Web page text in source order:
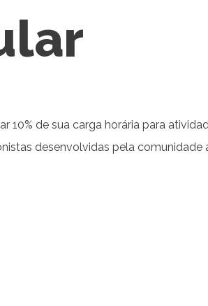
10% de sua carga horária para
desenvolvidas pela comunidade